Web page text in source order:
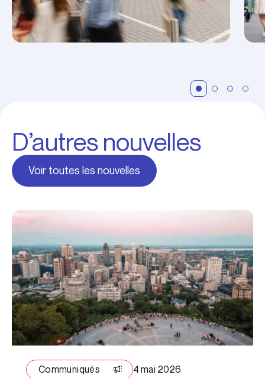
D’autres nouvelles
Voir toutes les nouvelles
Communiqués 4 mai 2026